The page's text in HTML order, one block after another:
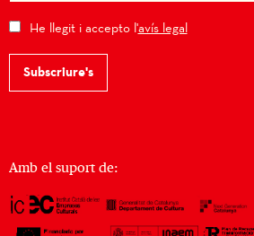
He llegit i accepto l'avís legal
Subscriure's
Amb el suport de: